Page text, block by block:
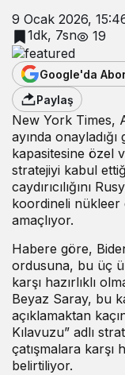
9 Ocak 2026,
1dk, 7sn
19
Google'da
Paylaş
New York Times,
ayında
kapasitesine özel
stratejiyi kabul
caydırıcılığını
koordineli nükleer
amaçlıyor.
Habere göre,
ordusuna, bu üç
karşı hazırlıklı
Beyaz Saray, bu
açıklamaktan
Kılavuzu” adlı
çatışmalara karşı
belirtiliyor.